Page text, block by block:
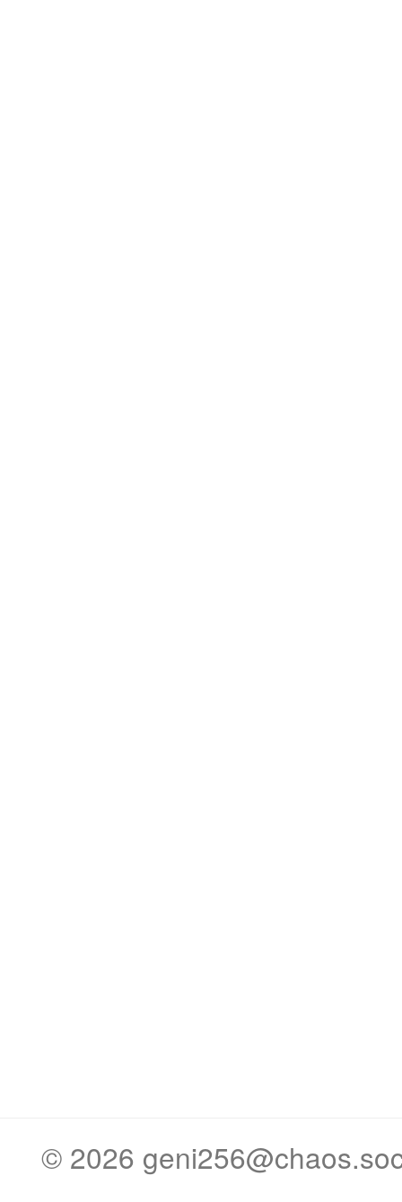
© 2026